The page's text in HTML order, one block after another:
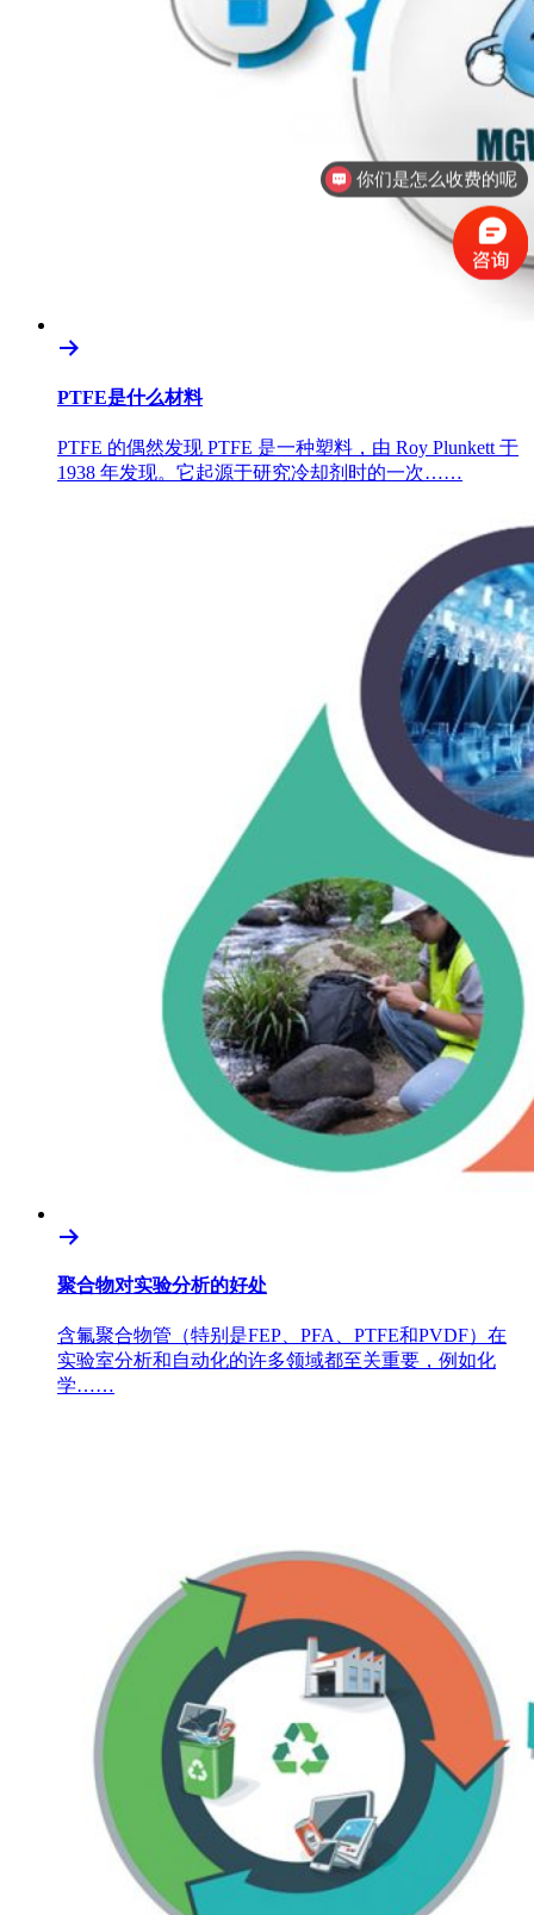
PTFE是什么材料
PTFE 的偶然发现 PTFE 是一种塑料，由 Roy Plunkett 于
1938 年发现。它起源于研究冷却剂时的一次……
聚合物对实验分析的好处
含氟聚合物管（特别是FEP、PFA、PTFE和PVDF）在
实验室分析和自动化的许多领域都至关重要，例如化
学……
你们是怎么收费的呢